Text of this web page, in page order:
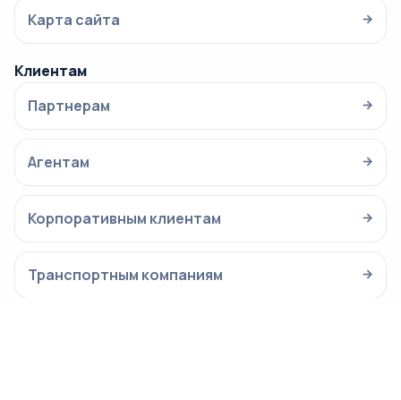
Карта сайта →
Клиентам
Партнерам
→
Агентам →
Корпоративным клиентам →
Транспортным компаниям →